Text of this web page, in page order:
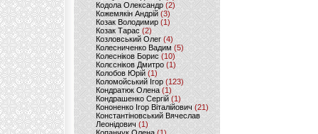
Кодола Олександр (2)
Кожемякін Андрій (3)
Козак Володимир (1)
Козак Тарас (2)
Козловський Олег(4)
Колесниченко Вадим (5)
Колесніков Борис (10)
Колєсніков Дмитро (1)
Колобов Юрій (1)
Коломойський Ігор (123)
Кондратюк Олена(1)
Кондрашенко Сергій (1)
Кононенко Ігор Віталійович (21)
Константіновський Вячеслав
Леонідович (1)